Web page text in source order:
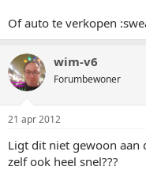
Of auto te verkopen
wim-v6
Forumbewoner
21 apr 2012
Ligt dit niet gewoon aan
zelf ook heel snel???